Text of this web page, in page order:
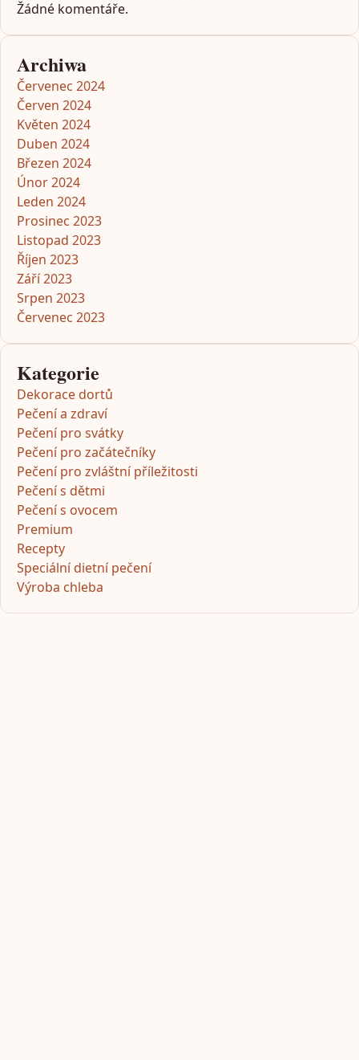
Žádné komentáře.
Archiwa
Červenec 2024
Červen 2024
Květen 2024
Duben 2024
Březen 2024
Únor 2024
Leden 2024
Prosinec 2023
Listopad 2023
Říjen 2023
Září 2023
Srpen 2023
Červenec 2023
Kategorie
Dekorace dortů
Pečení a zdraví
Pečení pro svátky
Pečení pro začátečníky
Pečení pro zvláštní příležitosti
Pečení s dětmi
Pečení s ovocem
Premium
Recepty
Speciální dietní pečení
Výroba chleba